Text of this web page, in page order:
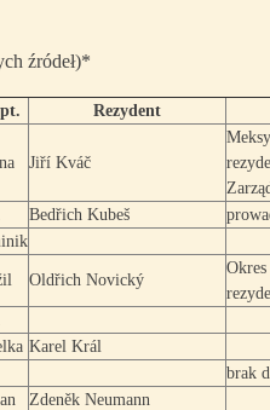
źródeł)*
Rezydent
Jiří Kváč
Bedřich Kubeš
Oldřich Novický
Okres
Karel Král
brak
Zdeněk Neumann